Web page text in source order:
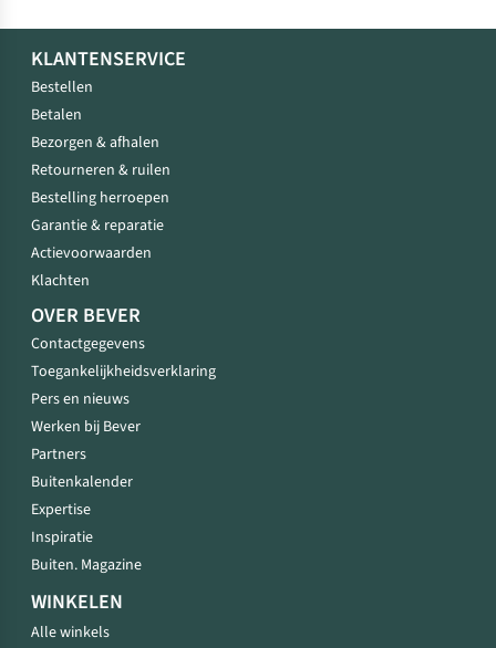
KLANTENSERVICE
Bestellen
Betalen
Bezorgen & afhalen
Retourneren & ruilen
Bestelling herroepen
Garantie & reparatie
Actievoorwaarden
Klachten
OVER BEVER
Contactgegevens
Toegankelijkheidsverklaring
Pers en nieuws
Werken bij Bever
Partners
Buitenkalender
Expertise
Inspiratie
Buiten. Magazine
WINKELEN
Alle winkels